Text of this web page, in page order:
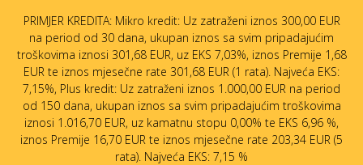
PRIMJER KREDITA: Mikro kredit: Uz zatraženi iznos 300,00 EUR
na period od 30 dana, ukupan iznos sa svim pripadajućim
troškovima iznosi 301,68 EUR, uz EKS 7,03%, iznos Premije 1,68
EUR te iznos mjesečne rate 301,68 EUR (1 rata). Najveća EKS:
7,15%, Plus kredit: Uz zatraženi iznos 1.000,00 EUR na period
od 150 dana, ukupan iznos sa svim pripadajućim troškovima
iznosi 1.016,70 EUR, uz kamatnu stopu 0,00% te EKS 6,96 %,
iznos Premije 16,70 EUR te iznos mjesečne rate 203,34 EUR (5
rata). Najveća EKS: 7,15 %